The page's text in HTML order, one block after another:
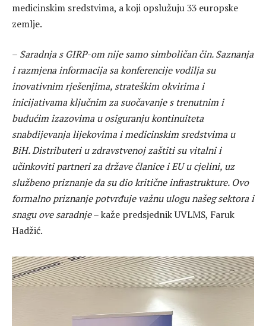
medicinskim sredstvima, a koji opslužuju 33 europske
zemlje.
– Saradnja s GIRP-om nije samo simboličan čin. Saznanja
i razmjena informacija sa konferencije vodilja su
inovativnim rješenjima, strateškim okvirima i
inicijativama ključnim za suočavanje s trenutnim i
budućim izazovima u osiguranju kontinuiteta
snabdijevanja lijekovima i medicinskim sredstvima u
BiH. Distributeri u zdravstvenoj zaštiti su vitalni i
učinkoviti partneri za države članice i EU u cjelini, uz
službeno priznanje da su dio kritične infrastrukture. Ovo
formalno priznanje potvrđuje važnu ulogu našeg sektora i
snagu ove saradnje– kaže predsjednik UVLMS, Faruk
Hadžić.